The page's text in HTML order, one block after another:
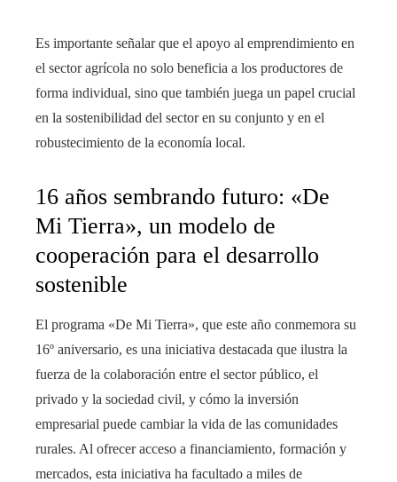
Es importante señalar que el apoyo al emprendimiento en
el sector agrícola no solo beneficia a los productores de
forma individual, sino que también juega un papel crucial
en la sostenibilidad del sector en su conjunto y en el
robustecimiento de la economía local.
16 años sembrando futuro: «De
Mi Tierra», un modelo de
cooperación para el desarrollo
sostenible
El programa «De Mi Tierra», que este año conmemora su
16º aniversario, es una iniciativa destacada que ilustra la
fuerza de la colaboración entre el sector público, el
privado y la sociedad civil, y cómo la inversión
empresarial puede cambiar la vida de las comunidades
rurales. Al ofrecer acceso a financiamiento, formación y
mercados, esta iniciativa ha facultado a miles de